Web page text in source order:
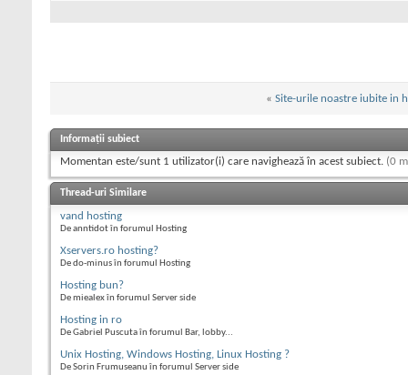
« Site-urile noastre iubite in
Informații subiect
Momentan este/sunt 1 utilizator(i) care navighează în acest subiect. (0
Thread-uri Similare
vand hosting
De anntidot în forumul Hosting
Xservers.ro hosting?
De do-minus în forumul Hosting
Hosting bun?
De miealex în forumul Server side
Hosting in ro
De Gabriel Puscuta în forumul Bar, lobby...
Unix Hosting, Windows Hosting, Linux Hosting ?
De Sorin Frumuseanu în forumul Server side